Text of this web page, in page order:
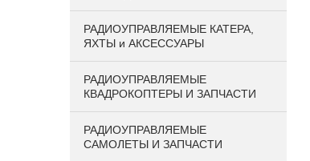
РАДИОУПРАВЛЯЕМЫЕ КАТЕРА,
ЯХТЫ и АКСЕССУАРЫ
РАДИОУПРАВЛЯЕМЫЕ
КВАДРОКОПТЕРЫ И ЗАПЧАСТИ
РАДИОУПРАВЛЯЕМЫЕ
САМОЛЕТЫ И ЗАПЧАСТИ